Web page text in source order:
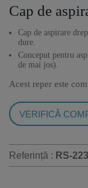
Cap de
Cap de aspirare
dure.
Conceput pentru
de mai jos).
Acest reper este
VERIFICĂ
Referință : RS-